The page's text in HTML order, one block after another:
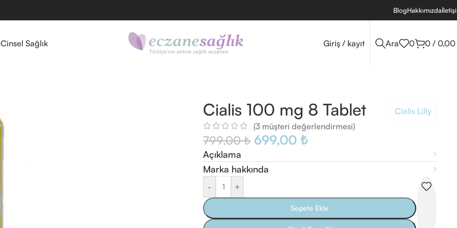
BlogHakkımızda
Cinsel Sağlık Giriş / kayıt Ara 0 0 / 0,00
Cialis 100 mg 8 Tablet
(3 müşteri değerlendirmesi)
Cialis Lilly
799,00₺ 699,00₺
Açıklama
Marka hakkında
- +
Sepete Ekle